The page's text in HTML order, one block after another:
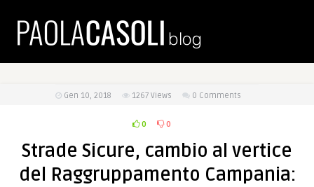
Gen 10, 2018 1267 Views 0 Comments
0 0
Strade Sicure, cambio al vertice
del Raggruppamento Campania: